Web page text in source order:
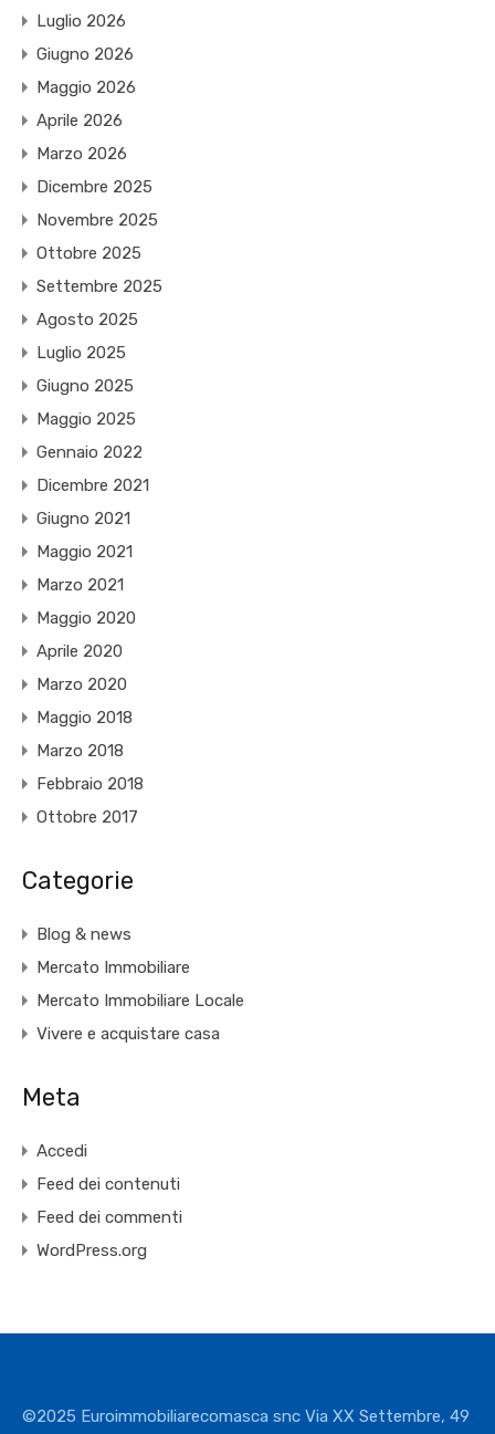
Luglio 2026
Giugno 2026
Maggio 2026
Aprile 2026
Marzo 2026
Dicembre 2025
Novembre 2025
Ottobre 2025
Settembre 2025
Agosto 2025
Luglio 2025
Giugno 2025
Maggio 2025
Gennaio 2022
Dicembre 2021
Giugno 2021
Maggio 2021
Marzo 2021
Maggio 2020
Aprile 2020
Marzo 2020
Maggio 2018
Marzo 2018
Febbraio 2018
Ottobre 2017
Categorie
Blog & news
Mercato Immobiliare
Mercato Immobiliare Locale
Vivere e acquistare casa
Meta
Accedi
Feed dei contenuti
Feed dei commenti
WordPress.org
©2025 Euroimmobiliarecomasca snc Via XX Settembre, 49